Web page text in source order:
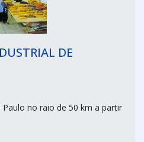
DE
no raio de 50 km a partir